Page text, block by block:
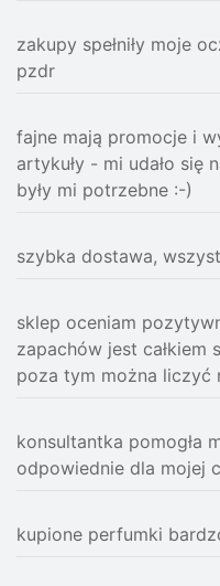
zakupy spełniły moje
pzdr
fajne mają promocje i
artykuły - mi udało się
były mi potrzebne :-)
szybka dostawa,
sklep oceniam
zapachów jest całkiem
poza tym można liczyć
konsultantka pomogła
odpowiednie dla mojej
kupione perfumki